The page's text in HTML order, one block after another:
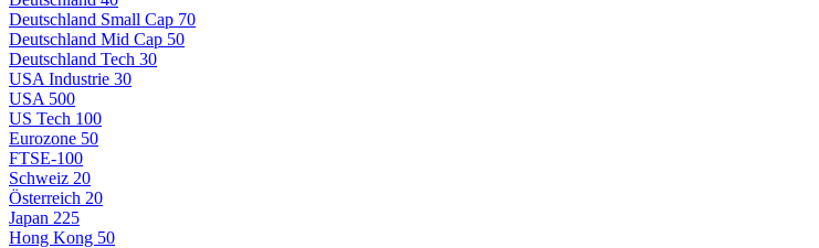
Deutschland Small Cap 70
Deutschland Mid Cap 50
Deutschland Tech 30
USA Industrie 30
USA 500
US Tech 100
Eurozone 50
FTSE-100
Schweiz 20
Österreich 20
Japan 225
Hong Kong 50